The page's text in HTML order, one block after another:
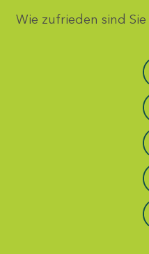
Wie zufrieden sind